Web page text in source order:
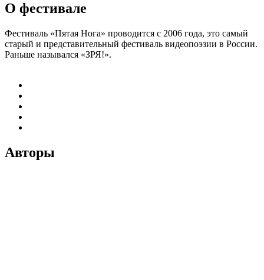
О фестивале
Фестиваль «Пятая Нога» проводится с 2006 года, это самый
старый и представительный фестиваль видеопоэзии в России.
Раньше назывался «ЗРЯ!».
Авторы